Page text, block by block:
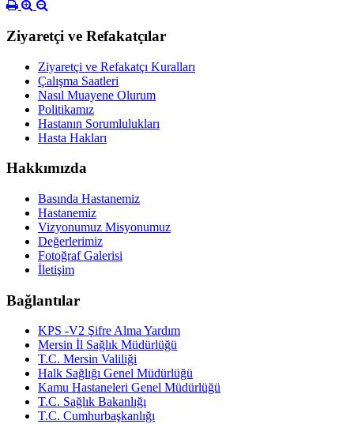
Ziyaretçi ve Refakatçılar
Ziyaretçi ve Refakatçı Kuralları
Çalışma Saatleri
Nasıl Muayene Olurum
Politikamız
Hastanın Sorumlulukları
Hasta Hakları
Hakkımızda
Basında Hastanemiz
Hastanemiz
Vizyonumuz Misyonumuz
Değerlerimiz
Fotoğraf Galerisi
İletişim
Bağlantılar
KPS -V2 Şifre Alma Yardım
Mersin İl Sağlık Müdürlüğü
T.C. Mersin Valiliği
Halk Sağlığı Genel Müdürlüğü
Kamu Hastaneleri Genel Müdürlüğü
T.C. Sağlık Bakanlığı
T.C. Cumhurbaşkanlığı